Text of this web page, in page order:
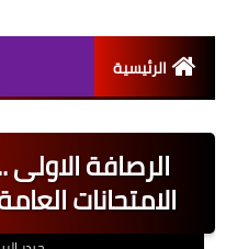
الرئيسية
الرصافة الاولى
الامتحانات